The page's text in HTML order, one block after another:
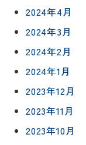
2024年4月
2024年3月
2024年2月
2024年1月
2023年12月
2023年11月
2023年10月